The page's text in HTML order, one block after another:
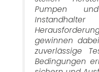
Pumpen
gewinnen
zuverlässige
Bedingungen